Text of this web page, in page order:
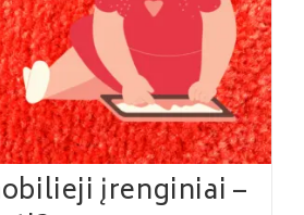
įrenginiai –